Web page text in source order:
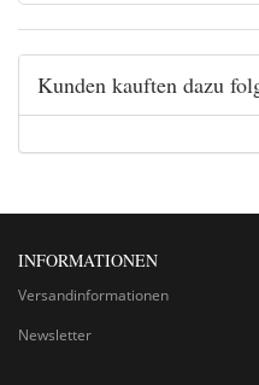
Kunden kauften dazu
INFORMATIONEN
Versandinformationen
Newsletter